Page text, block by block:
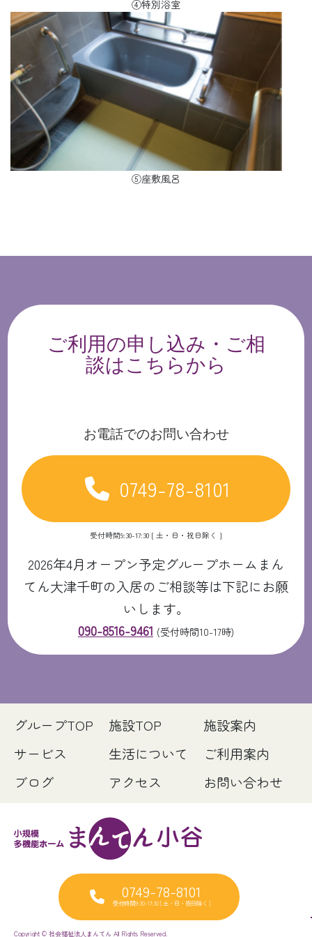
④特別浴室
⑤座敷風呂
ご利用の申し込み・ご相
談はこちらから
お電話でのお問い合わせ
0749-78-8101
受付時間9:30-17:30 [ 土・日・祝日除く ]
2026年4月オープン予定グループホームまん
てん大津千町の入居のご相談等は下記にお願
いします。
090-8516-9461 (受付時間10-17時)
グループTOP 施設TOP
施設案内
サービス
生活について
ご利用案内
ブログ
アクセス お問い合わせ
0749-78-8101
受付時間9:30-17:30 [ 土・日・祝日除く ]
Copyright © 社会福祉法人まんてん All Rights Reserved.